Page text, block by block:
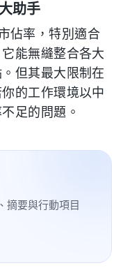
助手
佔率，特別適合
能無縫整合各大
但其最大限制在
的工作環境以中
足的問題。
摘要與行動項目